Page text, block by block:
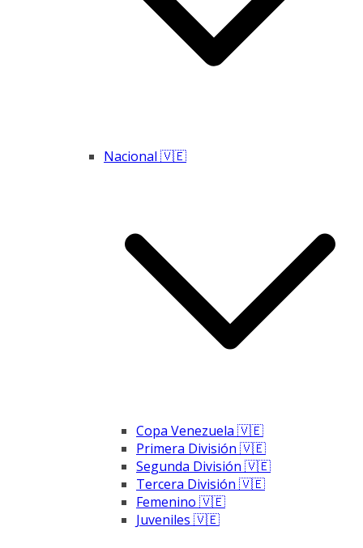
Nacional 🇻🇪
Copa Venezuela 🇻🇪
Primera División 🇻🇪
Segunda División 🇻🇪
Tercera División 🇻🇪
Femenino 🇻🇪
Juveniles 🇻🇪